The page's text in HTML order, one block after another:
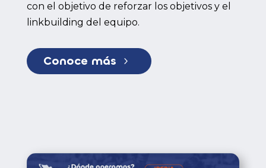
con el objetivo de reforzar los objetivos y el
linkbuilding del equipo.
5
Conoce más